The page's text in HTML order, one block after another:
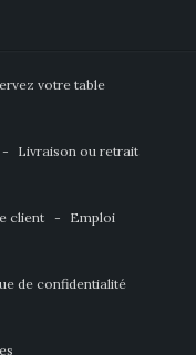
votre table
Livraison ou retrait
client Emploi
de confidentialité